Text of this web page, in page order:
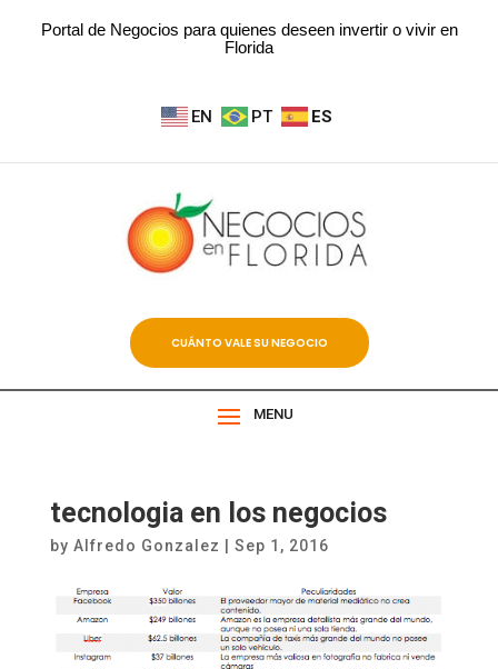
Portal de Negocios para quienes deseen invertir o vivir en
Florida
EN PT ES
CUÁNTO VALE SU NEGOCIO
MENU
tecnologia en los negocios
by Alfredo Gonzalez Sep 1, 2016